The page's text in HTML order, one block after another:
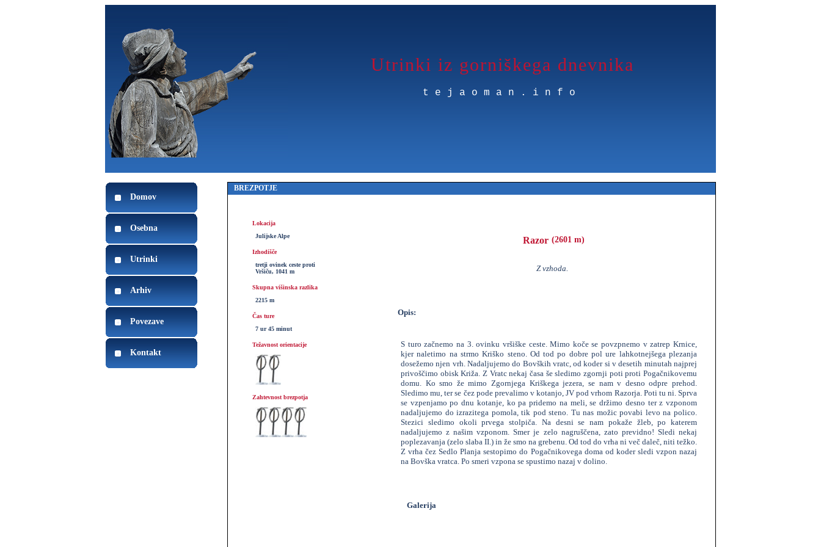
Utrinki iz gorniškega dnevnika
tejaoman.info
Domov
Osebna
Utrinki
Arhiv
Povezave
Kontakt
BREZPOTJE
Lokacija
Julijske Alpe
Izhodišče
tretji ovinek ceste proti
Vršiču, 1041 m
Skupna višinska razlika
2215 m
Čas ture
7 ur 45 minut
Težavnost orientacije
Zahtevnost brezpotja
Razor (2601 m)
Z vzhoda.
Opis:
S turo začnemo na 3. ovinku vršiške ceste. Mimo koče se povzpnemo v zatrep Krnice,
kjer naletimo na strmo Kriško steno. Od tod po dobre pol ure lahkotnejšega plezanja
dosežemo njen vrh. Nadaljujemo do Bovških vratc, od koder si v desetih minutah najprej
privoščimo obisk Križa. Z Vratc nekaj časa še sledimo zgornji poti proti Pogačnikovemu
domu. Ko smo že mimo Zgornjega Kriškega jezera, se nam v desno odpre prehod.
Sledimo mu, ter se čez pode prevalimo v kotanjo, JV pod vrhom Razorja. Poti tu ni. Sprva
se vzpenjamo po dnu kotanje, ko pa pridemo na meli, se držimo desno ter z vzponom
nadaljujemo do izrazitega pomola, tik pod steno. Tu nas možic povabi levo na polico.
Stezici sledimo okoli prvega stolpiča. Na desni se nam pokaže žleb, po katerem
nadaljujemo z našim vzponom. Smer je zelo nagruščena, zato previdno! Sledi nekaj
poplezavanja (zelo slaba II.) in že smo na grebenu. Od tod do vrha ni več daleč, niti težko.
Z vrha čez Sedlo Planja sestopimo do Pogačnikovega doma od koder sledi vzpon nazaj
na Bovška vratca. Po smeri vzpona se spustimo nazaj v dolino.
Galerija